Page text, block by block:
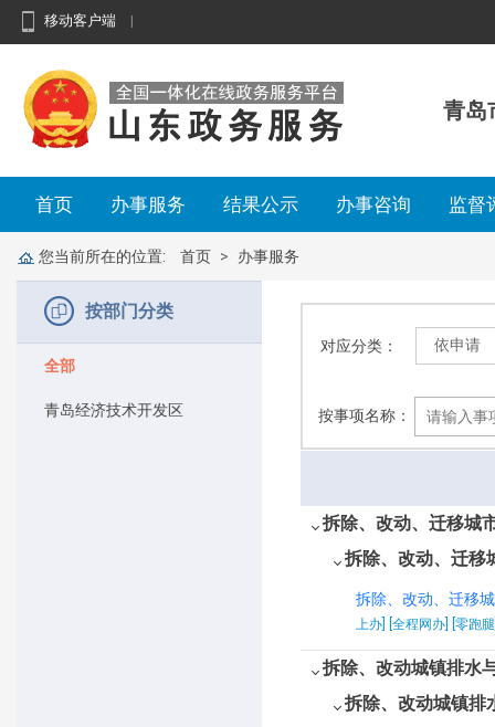
移动客户端 |
青岛
首页 办事服务 结果公示 办事咨询 监
您当前所在的位置: 首页 办事服务
按部门分类
全部
青岛经济技术开发区
对应分类：
按事项名称：
拆除、改动、迁移城
拆除、改动、迁移
拆除、改动、迁移
上办] [全程网办] [零跑
拆除、改动城镇排水
拆除、改动城镇排